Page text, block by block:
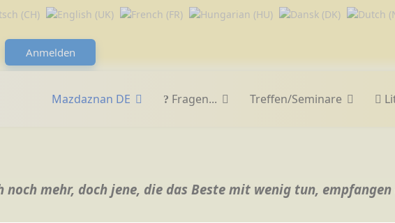
Anmelden
Mazdaznan DE Fragen... Treffen/Seminare
mehr, doch jene, die das Beste mit wenig tun,